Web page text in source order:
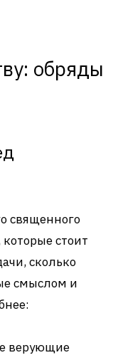
обряды
священного
стоит
сколько
смыслом и
верующие